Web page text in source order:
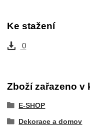
Ke stažení
0
Zboží zařazeno v
E-SHOP
Dekorace a domov